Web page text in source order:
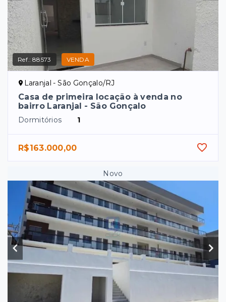
Ref.:88573 VENDA
Laranjal - São Gonçalo/RJ
Casa de primeira locação à venda no
bairro Laranjal - São Gonçalo
Dormitórios 1
R$163.000,00
Novo